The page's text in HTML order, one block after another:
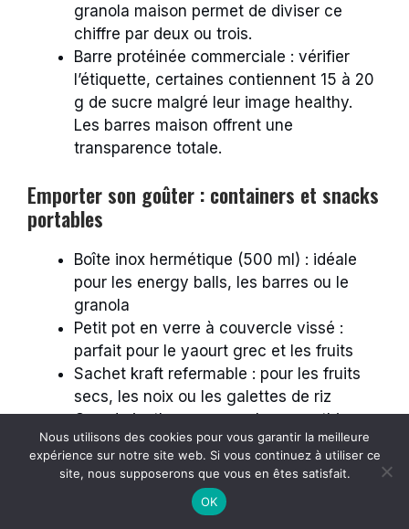
granola maison permet de diviser ce
chiffre par deux ou trois.
Barre protéinée commerciale : vérifier
l’étiquette, certaines contiennent 15 à 20
g de sucre malgré leur image healthy.
Les barres maison offrent une
transparence totale.
Emporter son goûter : containers et snacks
portables
Boîte inox hermétique (500 ml) : idéale
pour les energy balls, les barres ou le
granola
Petit pot en verre à couvercle vissé :
parfait pour le yaourt grec et les fruits
Sachet kraft refermable : pour les fruits
secs, les noix ou les galettes de riz
Gourde isotherme : pour les smoothies
préparés la veille (conserver 12 h au frais)
Préparer les fruits la veille : pomme
tranchée dans de l’eau citronnée, baies
congelées qui se décongèlent
Nous utilisons des cookies pour vous garantir la meilleure
expérience sur notre site web. Si vous continuez à utiliser ce
site, nous supposerons que vous en êtes satisfait.
OK